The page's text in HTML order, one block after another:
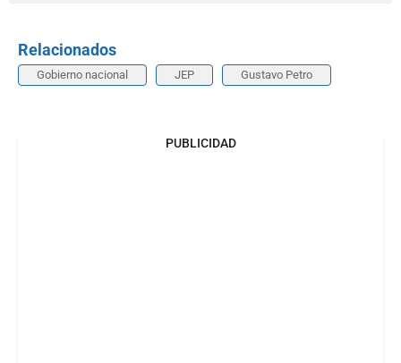
Relacionados
Gobierno nacional JEP Gustavo Petro
PUBLICIDAD